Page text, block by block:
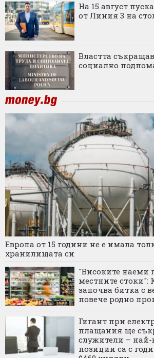
На 15 август
от Линия 3 на
Властта
социално
Европа от 15 години не е имала
хранилищата си
"Високите наеми
местните стоки":
започва битка с
повече родно
Гигант при
плащания ще
служители – най-
позиции са с